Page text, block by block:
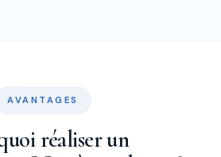
AVANTAGES
réaliser un